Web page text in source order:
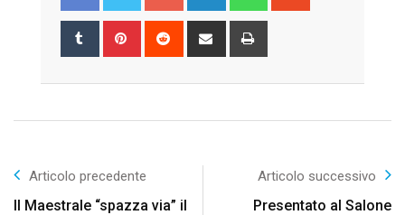
Tumblr Pinterest Reddit
Share
Articolo precedente
Il Maestrale “spazza via” il
Articolo successivo
Presentato al Salone